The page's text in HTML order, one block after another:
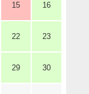
15 16
22 23
29 30